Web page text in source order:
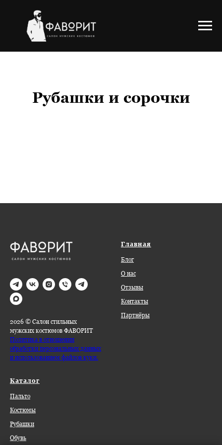
Рубашки и сорочки
2026 © Салон стильных
мужских костюмов ФАВОРИТ
Политика в отношении
обработки персональных данных
и использованием файлов куки.
Главная
Блог
О нас
Отзывы
Контакты
Партнёры
Каталог
Пальто
Костюмы
Рубашки
Обувь